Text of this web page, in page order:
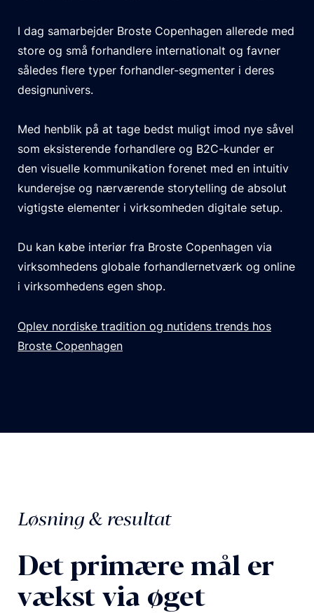
I dag samarbejder Broste Copenhagen allerede med
store og små forhandlere internationalt og favner
således flere typer forhandler-segmenter i deres
designunivers.
Med henblik på at tage bedst muligt imod nye såvel
som eksisterende forhandlere og B2C-kunder er
den visuelle kommunikation forenet med en intuitiv
kunderejse og nærværende storytelling de absolut
vigtigste elementer i virksomheden digitale setup.
Du kan købe interiør fra Broste Copenhagen via
virksomhedens globale forhandlernetværk og online
i virksomhedens egen shop.
Oplev nordiske tradition og nutidens trends hos
Broste Copenhagen
Løsning & resultat
Det primære mål er
vækst via øget